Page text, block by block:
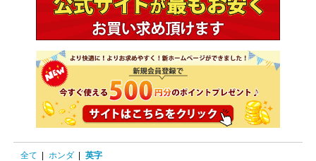
全て | ホンダ | 英字